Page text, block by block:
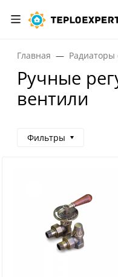
Главная Радиаторы
Ручные
вентили
Фильтры